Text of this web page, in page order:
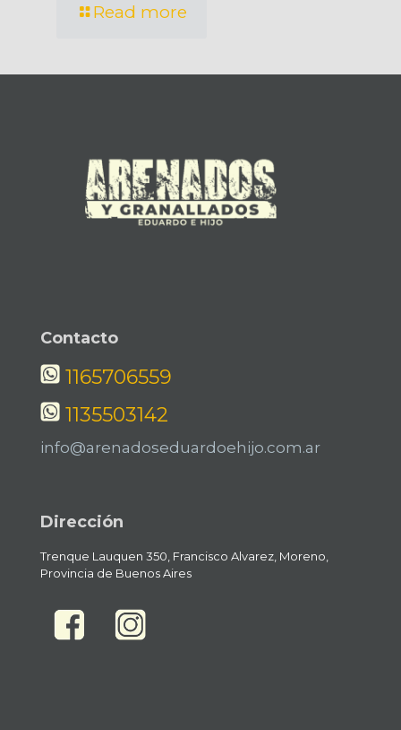
Read more
Contacto
1165706559
1135503142
info@arenadoseduardoehijo.com.ar
Dirección
Trenque Lauquen 350, Francisco Alvarez, Moreno,
Provincia de Buenos Aires